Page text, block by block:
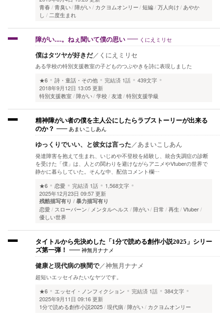
青春
青臭い 障がい カクヨムオンリー 短編 万人向け
あやか
し
二度生まれ
障がい‥‥。ねぇ聞いて僕の思い くにえミリセ
僕はタツヤが好きだ／ くにえミリセ
ある学校の特別支援教室の子どものつぶやきを詩に表現しました
★6
詩・童話・その他 完結済 1話
439文字
2018年9月12日 13:05 更新
特別支援教室 障がい 学校 友達 特別支援学級
精神障がい者の僕を主人公にしたらラブストーリーが出来る
のか？
あまいこしあん
ゆっくりでいい、と彼女は言った／あまいこしあん
発達障害を抱えて生まれ、いじめや不登校を経験し、統合失調症の診断
を受けた「僕」は、人との関わりを避けながらアニメやVtuberの世界で
静かに暮らしていた。そんな中、配信コメント欄…
★6
恋愛 完結済 1話
1,568文字
2025年12月23日 09:57 更新
残酷描写有り 暴力描写有り
恋愛 スローバーン メンタルヘルス 障がい 日常 再生 Vtuber
優しい世界
タイトルから先決めした「1分で読める創作小説2025」シリー
ズ第一弾！
神無月ナナメ
健康と現代病の狭間で／神無月ナナメ
超短いエッセイみたいなヤツです。
★6
エッセイ・ノンフィクション 完結済 1話
384文字
2025年9月11日 09:16 更新
1分で読める創作小説2025 現代病 障がい カクヨムオンリー